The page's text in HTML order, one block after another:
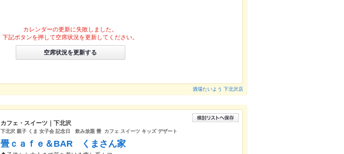
カレンダーの更新に失敗しました。
下記ボタンを押して空席状況を更新してください。
空席状況を更新する
酒場たいよう 下北沢店
カフェ・スイーツ｜下北沢
下北沢 親子 くま 女子会 記念日 飲み放題 畳 カフェ スイーツ キッズ デザート
畳ｃａｆｅ＆BAR くまさん家